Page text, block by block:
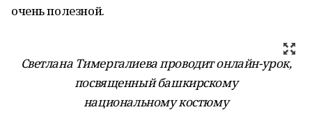
очень полезной.
Светлана Тимергалиева проводит онлайн-урок,
посвященный башкирскому
национальному костюму